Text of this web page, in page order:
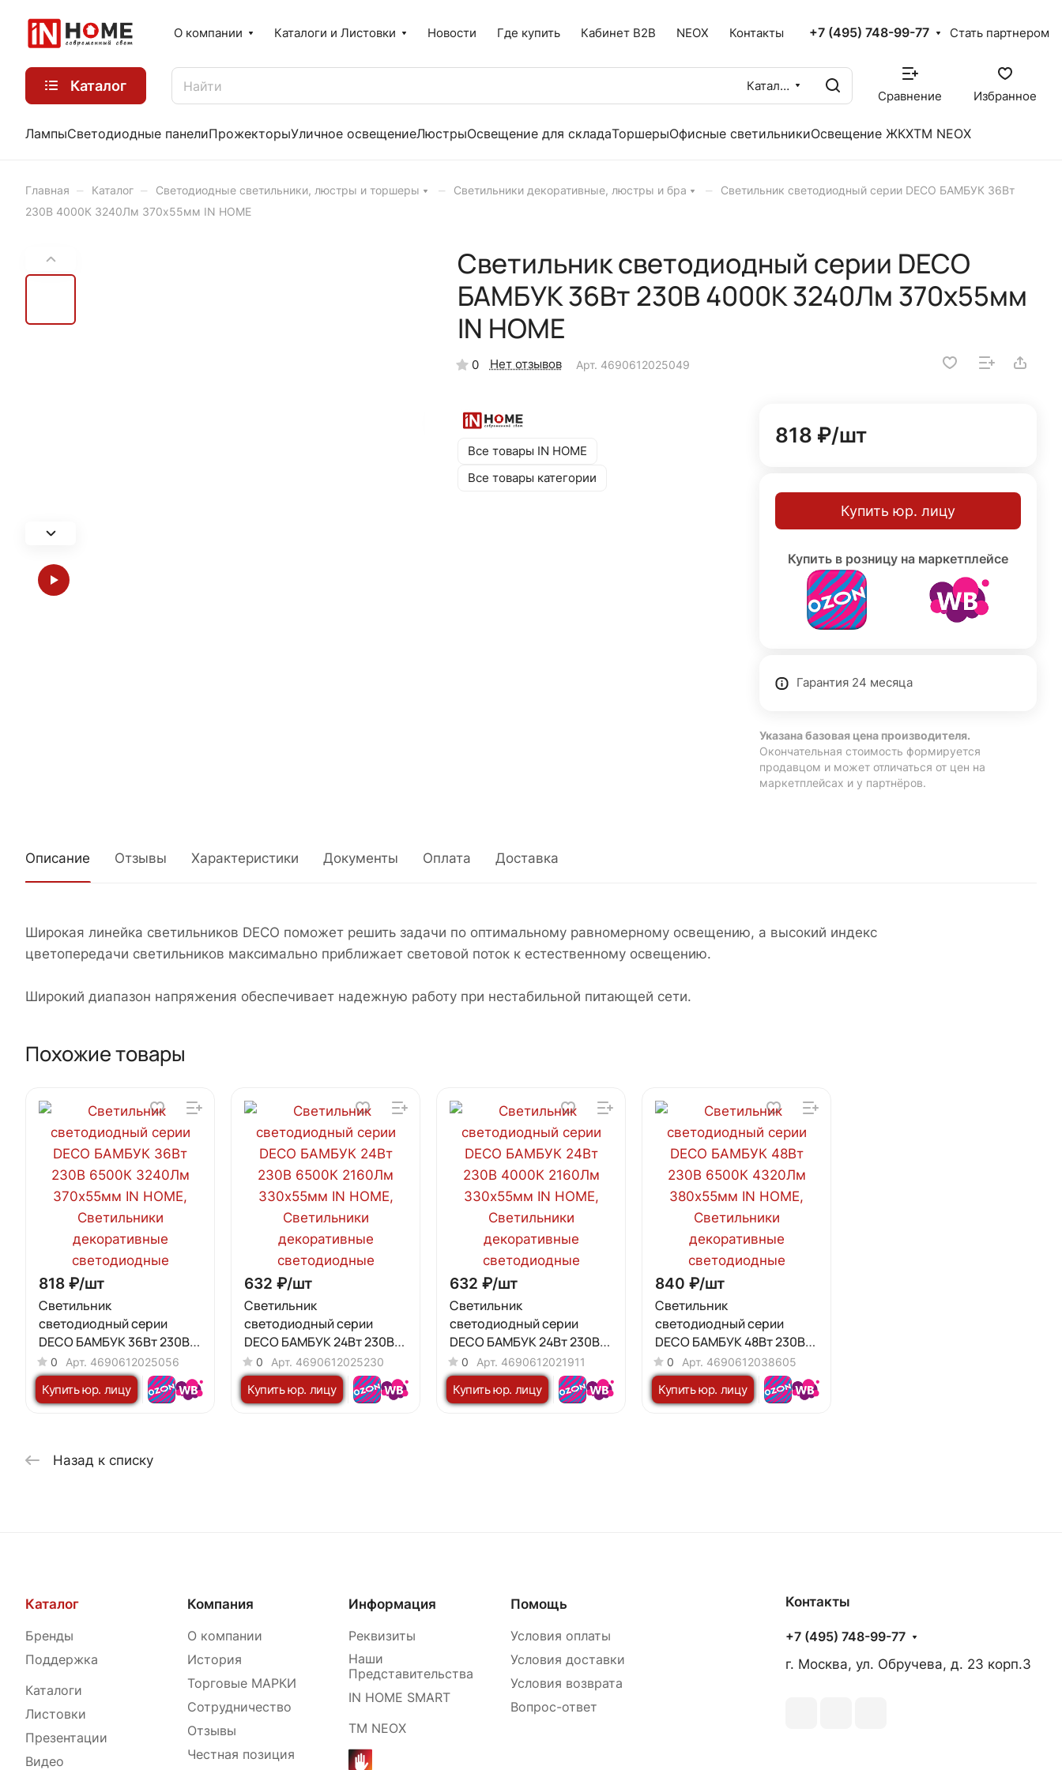
О компании Каталоги и Листовки Новости Где купить Кабинет B2B NEOX Контакты +7 (495) 748-99-77 Стать партнером
Каталог Каталог
Сравнение Избранное
ЛампыСветодиодные панелиПрожекторыУличное освещениеЛюстрыОсвещение для складаТоршерыОфисные светильникиОсвещение ЖКХTM NEOX
Главная – Каталог – Светодиодные светильники, люстры и торшеры – Светильники декоративные, люстры и бра –
Светильник светодиодный серии DECO БАМБУК 36Вт
230В 4000К 3240Лм 370х55мм IN HOME
Светильник светодиодный серии DECO
БАМБУК 36Вт 230В 4000К 3240Лм 370х55мм
IN HOME
0 Нет отзывов Арт. 4690612025049
Все товары IN HOME
Все товары категории
818 ₽/шт
Купить юр. лицу
Купить в розницу на маркетплейсе
Гарантия 24 месяца
Указана базовая цена производителя.
Окончательная стоимость формируется
продавцом и может отличаться от цен на
маркетплейсах и у партнёров.
Описание Отзывы Характеристики Документы Оплата Доставка
Широкая линейка светильников DECO поможет решить задачи по оптимальному равномерному освещению, а высокий индекс
цветопередачи светильников максимально приближает световой поток к естественному освещению.
Широкий диапазон напряжения обеспечивает надежную работу при нестабильной питающей сети.
Похожие товары
818 ₽/шт
Светильник
светодиодный серии
DECO БАМБУК 36Вт 230В
6500К 3240Лм 370х55мм
IN HOME
0 Арт. 4690612025056
Купить юр. лицу
632 ₽/шт
Светильник
светодиодный серии
DECO БАМБУК 24Вт 230В
6500К 2160Лм 330х55мм
IN HOME
0 Арт. 4690612025230
Купить юр. лицу
632 ₽/шт
Светильник
светодиодный серии
DECO БАМБУК 24Вт 230В
4000К 2160Лм 330х55мм
IN HOME
0 Арт. 4690612021911
Купить юр. лицу
840 ₽/шт
Светильник
светодиодный серии
DECO БАМБУК 48Вт 230В
6500К 4320Лм 380х55мм
IN HOME
0 Арт. 4690612038605
Купить юр. лицу
Назад к списку
Каталог
Бренды
Поддержка
Каталоги
Листовки
Презентации
Видео
Компания
О компании
История
Торговые МАРКИ
Сотрудничество
Отзывы
Честная позиция
Информация
Реквизиты
Наши
Представительства
IN HOME SMART
ТМ NEOX
Помощь
Условия оплаты
Условия доставки
Условия возврата
Вопрос-ответ
Контакты
+7 (495) 748-99-77
г. Москва, ул. Обручева, д. 23 корп.3